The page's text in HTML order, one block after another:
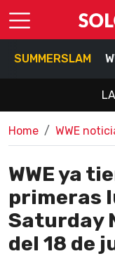
SUMMERSLAM
Home WWE
WWE ya
primeras
Saturday
del 18 de